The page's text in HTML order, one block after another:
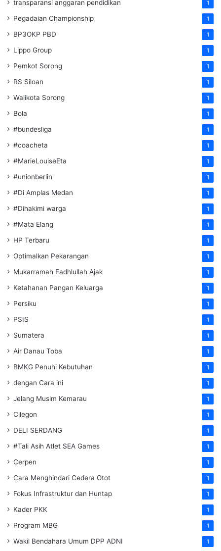
transparansi anggaran pendidikan 1
Pegadaian Championship 1
BP3OKP PBD 1
Lippo Group 1
Pemkot Sorong 1
RS Siloan 1
Walikota Sorong 1
Bola 1
#bundesliga 1
#coacheta 1
#MarieLouiseEta 1
#unionberlin 1
#Di Amplas Medan 1
#Dihakimi warga 1
#Mata Elang 1
HP Terbaru 1
Optimalkan Pekarangan 1
Mukarramah Fadhlullah Ajak 1
Ketahanan Pangan Keluarga 1
Persiku 1
PSIS 1
Sumatera 1
Air Danau Toba 1
BMKG Penuhi Kebutuhan 1
dengan Cara ini 1
Jelang Musim Kemarau 1
Cilegon 1
DELI SERDANG 1
#Tali Asih Atlet SEA Games 1
Cerpen 1
Cara Menghindari Cedera Otot 1
Fokus Infrastruktur dan Huntap 1
Kader PKK 1
Program MBG 1
Wakil Bendahara Umum DPP ADNI 1